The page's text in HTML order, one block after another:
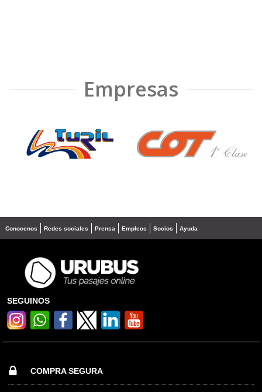
Empresas
❮ ❯
Conocenos Redes sociales Prensa Empleos Socios Ayuda
SEGUINOS
COMPRA SEGURA